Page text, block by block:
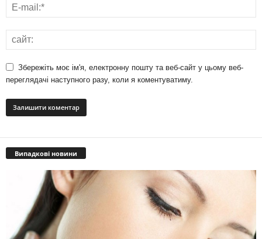
Збережіть моє ім'я, електронну пошту та веб-сайт у цьому веб-
переглядачі наступного разу, коли я коментуватиму.
Випадкові новини